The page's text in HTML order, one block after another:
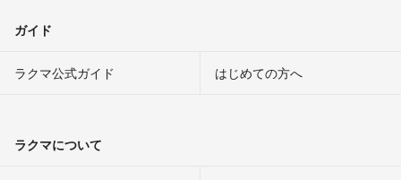
ガイド
ラクマ公式ガイド はじめての方へ
ラクマについて